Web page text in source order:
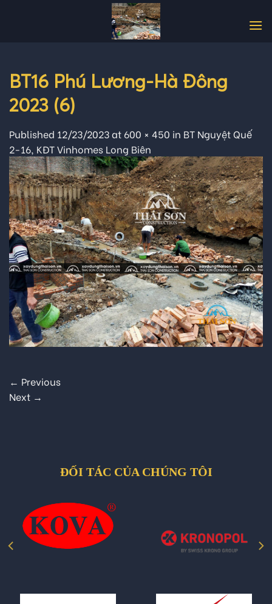
BT16 Phú Lương-Hà Đông
2023 (6)
Published 12/23/2023at 600 × 450 in BT Nguyệt Quế
2-16, KĐT Vinhomes Long Biên
← Previous
Next →
ĐỐI TÁC CỦA CHÚNG TÔI